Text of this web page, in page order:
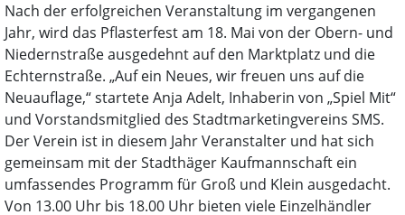
Nach der erfolgreichen Veranstaltung im vergangenen
Jahr, wird das Pflasterfest am 18. Mai von der Obern- und
Niedernstraße ausgedehnt auf den Marktplatz und die
Echternstraße. „Auf ein Neues, wir freuen uns auf die
Neuauflage,“ startete Anja Adelt, Inhaberin von „Spiel Mit“
und Vorstandsmitglied des Stadtmarketingvereins SMS.
Der Verein ist in diesem Jahr Veranstalter und hat sich
gemeinsam mit der Stadthäger Kaufmannschaft ein
umfassendes Programm für Groß und Klein ausgedacht.
Von 13.00 Uhr bis 18.00 Uhr bieten viele Einzelhändler